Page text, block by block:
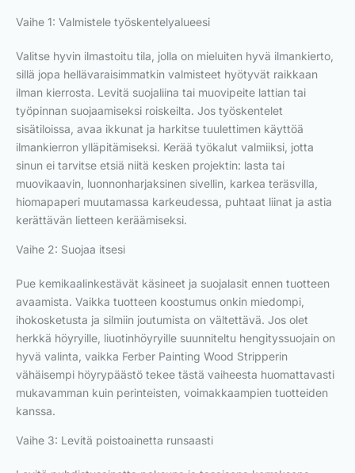
Vaihe 1: Valmistele työskentelyalueesi
Valitse hyvin ilmastoitu tila, jolla on mieluiten hyvä ilmankierto,
sillä jopa hellävaraisimmatkin valmisteet hyötyvät raikkaan
ilman kierrosta. Levitä suojaliina tai muovipeite lattian tai
työpinnan suojaamiseksi roiskeilta. Jos työskentelet
sisätiloissa, avaa ikkunat ja harkitse tuulettimen käyttöä
ilmankierron ylläpitämiseksi. Kerää työkalut valmiiksi, jotta
sinun ei tarvitse etsiä niitä kesken projektin: lasta tai
muovikaavin, luonnonharjaksinen sivellin, karkea teräsvilla,
hiomapaperi muutamassa karkeudessa, puhtaat liinat ja astia
kerättävän lietteen keräämiseksi.
Vaihe 2: Suojaa itsesi
Pue kemikaalinkestävät käsineet ja suojalasit ennen tuotteen
avaamista. Vaikka tuotteen koostumus onkin miedompi,
ihokosketusta ja silmiin joutumista on vältettävä. Jos olet
herkkä höyryille, liuotinhöyryille suunniteltu hengityssuojain on
hyvä valinta, vaikka Ferber Painting Wood Stripperin
vähäisempi höyrypäästö tekee tästä vaiheesta huomattavasti
mukavamman kuin perinteisten, voimakkaampien tuotteiden
kanssa.
Vaihe 3: Levitä poistoainetta runsaasti